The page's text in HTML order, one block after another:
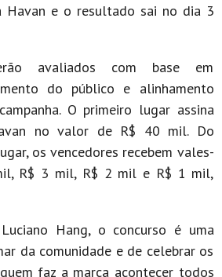
Havan e o resultado sai no dia 3
avaliados com base em
do público e alinhamento
O primeiro lugar assina
no valor de R$ 40 mil. Do
os vencedores recebem vales-
R$ 3 mil, R$ 2 mil e R$ 1 mil,
Hang, o concurso é uma
da comunidade e de celebrar os
faz a marca acontecer todos